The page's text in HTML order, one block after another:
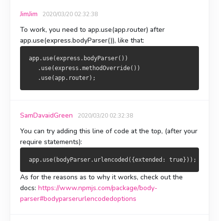
JimJim 2020/03/20 02:32:38
To work, you need to app.use(app.router) after
app.use(express.bodyParser()), like that:
app.use(express.bodyParser())
   .use(express.methodOverride())
   .use(app.router);
SamDavaidGreen 2020/03/20 02:32:38
You can try adding this line of code at the top, (after your
require statements):
As for the reasons as to why it works, check out the
docs: https://www.npmjs.com/package/body-
parser#bodyparserurlencodedoptions